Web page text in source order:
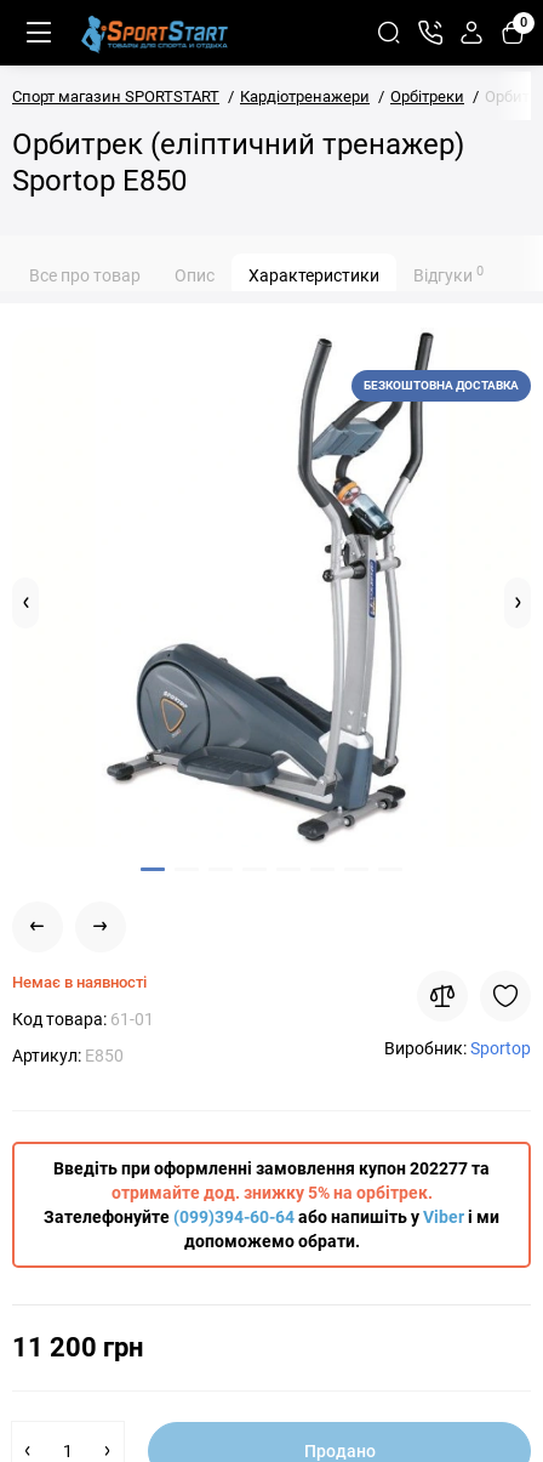
0
Спорт магазин SPORTSTART Кардіотренажери Орбітреки
Орбитрек (еліптичний тренажер)
Sportop E850
Все про товар Опис Характеристики Відгуки 0
БЕЗКОШТОВНА ДОСТАВКА
Немає в наявності
Код товара: 61-01
Артикул: E850 Виробник:Sportop
Введіть при оформленні замовлення купон 202277 та
отримайте дод. знижку 5% на орбітрек.
Зателефонуйте(099)394-60-64або напишіть уViberі ми
допоможемо обрати.
11 200 грн
Продано